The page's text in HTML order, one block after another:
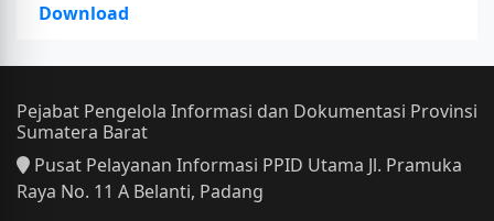
Download
Pejabat Pengelola Informasi dan Dokumentasi Provinsi
Sumatera Barat
Pusat Pelayanan Informasi PPID Utama Jl. Pramuka
Raya No. 11 A Belanti, Padang